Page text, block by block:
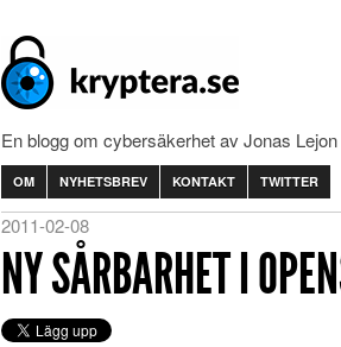
En blogg om cybersäkerhet av Jonas Lejon
OM NYHETSBREV KONTAKT TWITTER
2011-02-08
NY SÅRBARHET I